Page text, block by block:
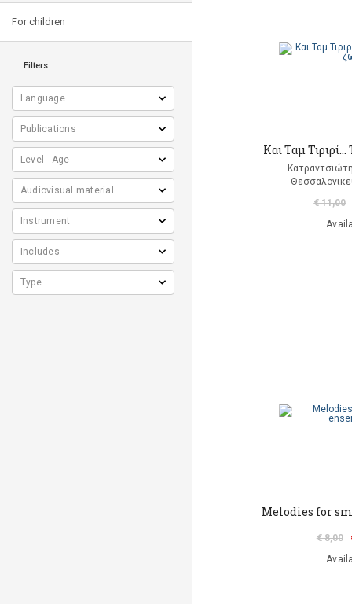
For children
Filters
Και Ταμ
€ 11,00
Melodies for
€ 8,00